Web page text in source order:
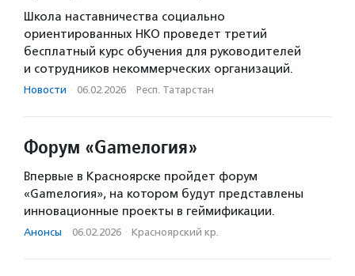
Школа наставничества социально
ориентированных НКО проведет третий
бесплатный курс обучения для руководителей
и сотрудников некоммерческих организаций.
Новости · 06.02.2026 · Респ. Татарстан
Форум «Gameлогия»
Впервые в Красноярске пройдет форум
«Gameлогия», на котором будут представлены
инновационные проекты в геймификации.
Анонсы · 06.02.2026 · Красноярский кр.